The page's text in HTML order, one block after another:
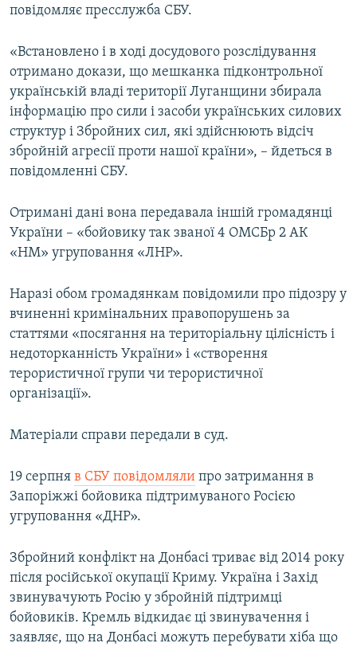
Усі сайти RFE/RL
повідомляє пресслужба СБУ.
«Встановлено і в ході досудового розслідування
отримано докази, що мешканка підконтрольної
українській владі території Луганщини збирала
інформацію про сили і засоби українських силових
структур і Збройних сил, які здійснюють відсіч
збройній агресії проти нашої країни», – йдеться в
повідомленні СБУ.
Отримані дані вона передавала іншій громадянці
України – «бойовику так званої 4 ОМСБр 2 АК
«НМ» угруповання «ЛНР».
Наразі обом громадянкам повідомили про підозру у
вчиненні кримінальних правопорушень за
статтями «посягання на територіальну цілісність і
недоторканність України» і «створення
терористичної групи чи терористичної
організації».
Матеріали справи передали в суд.
19 серпня в СБУ повідомляли про затримання в
Запоріжжі бойовика підтримуваного Росією
угруповання «ДНР».
Збройний конфлікт на Донбасі триває від 2014 року
після російської окупації Криму. Україна і Захід
звинувачують Росію у збройній підтримці
бойовиків. Кремль відкидає ці звинувачення і
заявляє, що на Донбасі можуть перебувати хіба що